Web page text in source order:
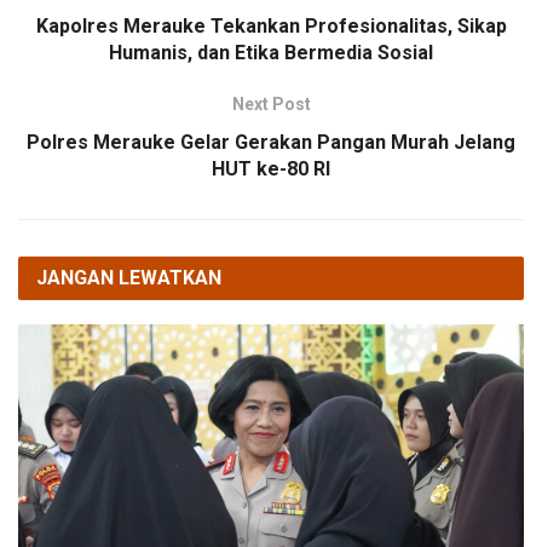
Kapolres Merauke Tekankan Profesionalitas, Sikap
Humanis, dan Etika Bermedia Sosial
Next Post
Polres Merauke Gelar Gerakan Pangan Murah Jelang
HUT ke-80 RI
JANGAN LEWATKAN